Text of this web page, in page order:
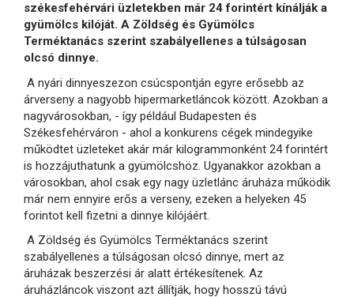
székesfehérvári üzletekben már 24 forintért kínálják a
gyümölcs kilóját. A Zöldség és Gyümölcs
Terméktanács szerint szabályellenes a túlságosan
olcsó dinnye.
A nyári dinnyeszezon csúcspontján egyre erősebb az
árverseny a nagyobb hipermarketláncok között. Azokban a
nagyvárosokban, - így például Budapesten és
Székesfehérváron - ahol a konkurens cégek mindegyike
működtet üzleteket akár már kilogrammonként 24 forintért
is hozzájuthatunk a gyümölcshöz. Ugyanakkor azokban a
városokban, ahol csak egy nagy üzletlánc áruháza működik
már nem ennyire erős a verseny, ezeken a helyeken 45
forintot kell fizetni a dinnye kilójáért.
A Zöldség és Gyümölcs Terméktanács szerint
szabályellenes a túlságosan olcsó dinnye, mert az
áruházak beszerzési ár alatt értékesítenek. Az
áruházláncok viszont azt állítják, hogy hosszú távú